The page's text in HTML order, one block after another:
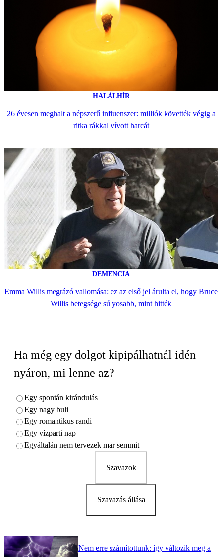
HALÁLHÍR
26 évesen meghalt a népszerű influenszer: milliók követték végig a
ritka rákkal vívott harcát
DEMENCIA
Emma Willis megrázó vallomása: ez az első jel árulta el, hogy Bruce
Willis betegsége súlyosabb, mint hitték
Ha még egy dolgot kipipálhatnál idén
nyáron, mi lenne az?
Egy spontán kirándulás
Egy nagy buli
Egy romantikus randi
Egy vízparti nap
Egyáltalán nem tervezek már semmit
Szavazok
Szavazás állása
Nem erre számítottunk: így változik meg a